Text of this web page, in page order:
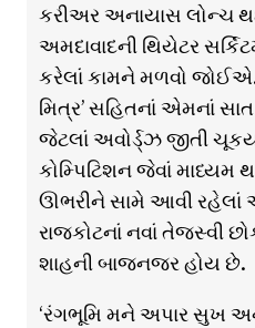
કરીઅર અનાયાસ
અમદાવાદની થિયેટર
કરેલાં કામને મળવો જોઈએ.
મિત્ર’ સહિતનાં એમનાં
જેટલાં અવોર્ડ્ઝ જીતી
કોમ્પિટિશન જેવાં માધ્યમ
ઊભરીને સામે આવી રહેલાં
રાજકોટનાં નવાં તેજસ્વી
શાહની બાજનજર હોય છે.
‘રંગભૂમિ મને અપાર સુખ